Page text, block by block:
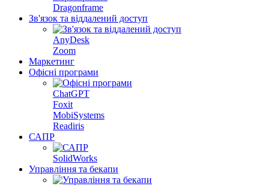
Dragonframe
Зв'язок та віддалений доступ
AnyDesk
Zoom
Маркетинг
Офісні програми
ChatGPT
Foxit
MobiSystems
Readiris
САПР
SolidWorks
Управління та бекапи